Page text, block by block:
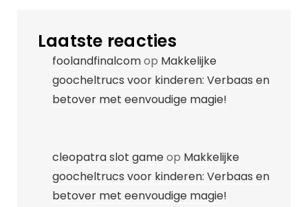
Laatste reacties
foolandfinalcomop Makkelijke
goocheltrucs voor kinderen: Verbaas en
betover met eenvoudige magie!
cleopatra slot gameop Makkelijke
goocheltrucs voor kinderen: Verbaas en
betover met eenvoudige magie!